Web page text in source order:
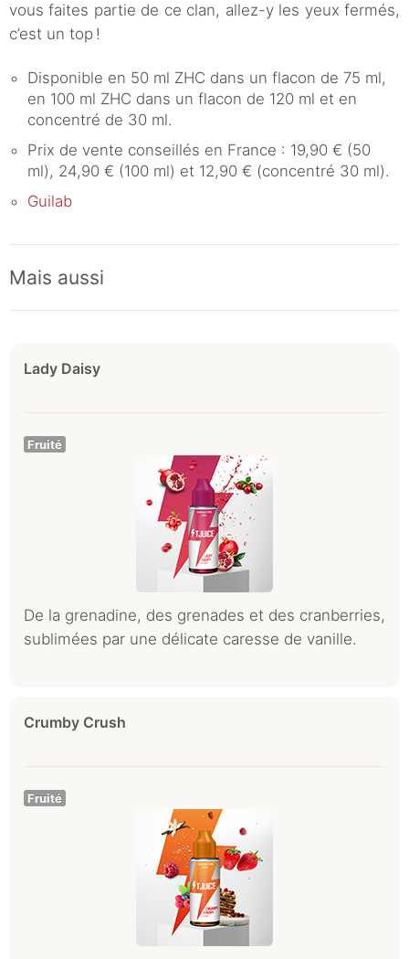
vous faites partie de ce clan, allez-y les yeux fermés,
c’est un top !
Disponible en 50 ml ZHC dans un flacon de 75 ml,
en 100 ml ZHC dans un flacon de 120 ml et en
concentré de 30 ml.
Prix de vente conseillés en France : 19,90 € (50
ml), 24,90 € (100 ml) et 12,90 € (concentré 30 ml).
Guilab
Mais aussi
Lady Daisy
Fruité
De la grenadine, des grenades et des cranberries,
sublimées par une délicate caresse de vanille.
Crumby Crush
Fruité